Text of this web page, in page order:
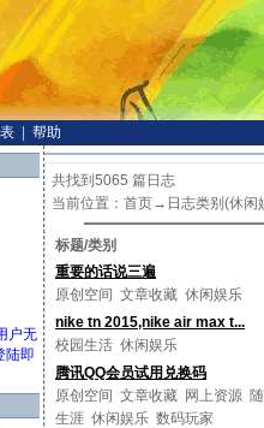
帮助
户无
陆即
共找到5065 篇日志
当前位置： 首页→日志类别(休闲
标题/类别
重要的话说三遍
原创空间 文章收藏 休闲娱乐
nike tn 2015,nike air max t...
校园生活 休闲娱乐
腾讯QQ会员试用兑换码
原创空间 文章收藏 网上资源
生涯 休闲娱乐 数码玩家